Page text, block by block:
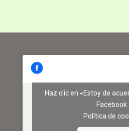
Haz clic en «Estoy de
Facebook
Política de